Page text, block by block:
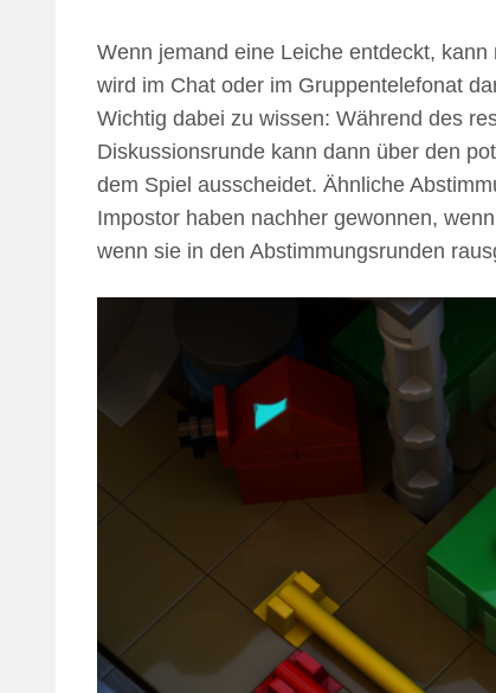
Wenn jemand eine Leiche entdeckt,
wird im Chat oder im Gruppentelefonat
Wichtig dabei zu wissen: Während des
Diskussionsrunde kann dann über den
dem Spiel ausscheidet. Ähnliche
Impostor haben nachher gewonnen,
wenn sie in den Abstimmungsrunden